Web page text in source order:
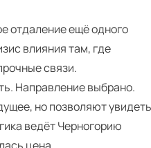
отдаление ещё одного
влияния там, где
связи.
Направление выбрано.
но позволяют увидеть
ведёт Черногорию